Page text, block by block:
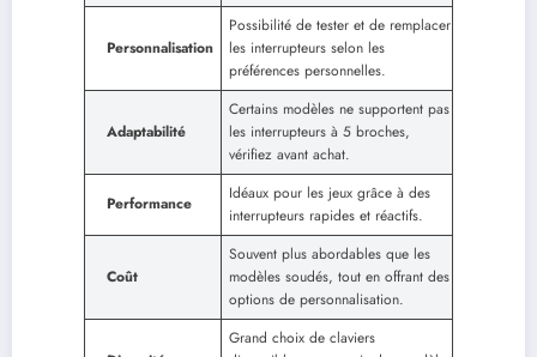
Personnalisation
Possibilité de tester et de remplacer
les interrupteurs selon les
préférences personnelles.
Adaptabilité
Certains modèles ne supportent pas
les interrupteurs à 5 broches,
vérifiez avant achat.
Performance
Idéaux pour les jeux grâce à des
interrupteurs rapides et réactifs.
Coût
Souvent plus abordables que les
modèles soudés, tout en offrant des
options de personnalisation.
Grand choix de claviers